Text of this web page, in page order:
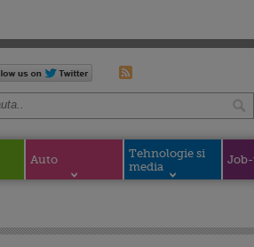
Auto
Tehnologie si
media